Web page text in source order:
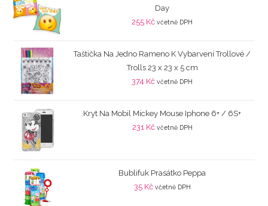
Day
255 Kč včetně DPH
Taštička Na Jedno Rameno K Vybarvení Trollové /
Trolls 23 x 23 x 5 cm
374 Kč včetně DPH
Kryt Na Mobil Mickey Mouse Iphone 6+ / 6S+
231 Kč včetně DPH
Bublifuk Prasátko Peppa
35 Kč včetně DPH